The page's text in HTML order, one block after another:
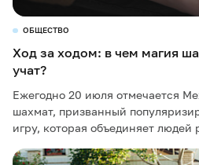
ОБЩЕСТВО
Ход за ходом: в чем магия
учат?
Ежегодно 20 июля отмечается
шахмат, призванный
игру, которая объединяет людей